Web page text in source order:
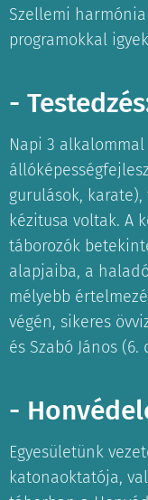
Szellemi
programokkal
-
Napi 3
gurulások,
kézitusa voltak. A
táborozók
alapjaiba, a
mélyebb
végén, sikeres
és Szabó János
-
Egyesületünk
katonaoktatója,